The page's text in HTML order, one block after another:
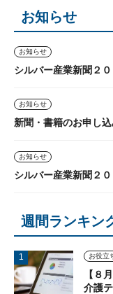
お知らせ
お知らせ
シルバー産業新聞２
お知らせ
新聞・書籍のお申し
お知らせ
シルバー産業新聞２
週間ランキン
【８
介護